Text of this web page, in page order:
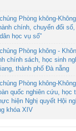
Phòng không-
chính, chuyển đổi
học vụ số”
Phòng không -
chính sách, học sinh
thành phố Đà nẵng
Phòng không-
quốc nghiên cứu, học
hiện Nghị quyết Hội
khóa XIV